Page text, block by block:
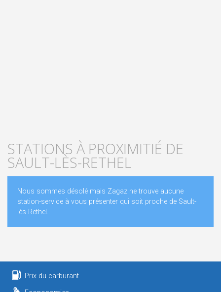
STATIONS À PROXIMITIÉ DE
SAULT-LÈS-RETHEL
Nous sommes désolé mais Zagaz ne trouve aucune
station-service à vous présenter qui soit proche de Sault-
lès-Rethel..
Prix du carburant